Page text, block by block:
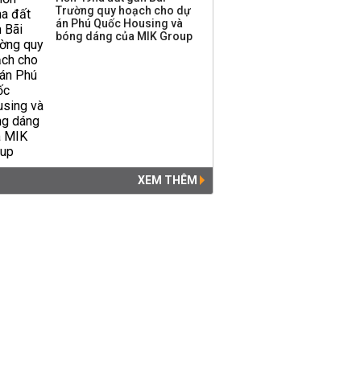
Trường quy hoạch cho dự
án Phú Quốc Housing và
bóng dáng của MIK Group
XEM THÊM